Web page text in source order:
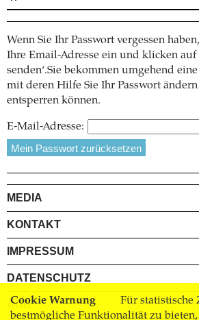
Cookie Warnung
Für statistische
bestmögliche Funktionalität zu
Wenn Sie Ihr Passwort vergessen
Ihre Email-Adresse ein und klicken auf
senden‘.Sie bekommen umgehend
mit deren Hilfe Sie Ihr Passwort
entsperren können.
E-Mail-Adresse:
MEDIA
KONTAKT
IMPRESSUM
DATENSCHUTZ
AGB